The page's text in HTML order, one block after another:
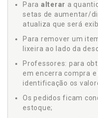
Para alterar a
setas de aumentar/
atualiza que será
Para remover um
lixeira ao lado da
Professores: para
em encerra compra
identificação os
Os pedidos ficam
estoque;